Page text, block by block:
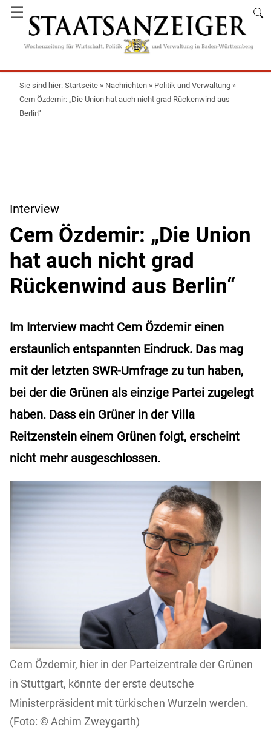
☰
Startseite » Nachrichten » Politik und Verwaltung »
Cem Özdemir: „Die Union hat auch nicht grad Rückenwind aus
Berlin“
Interview
Cem Özdemir: „Die Union
hat auch nicht grad
Rückenwind aus Berlin“
Im Interview macht Cem Özdemir einen
erstaunlich entspannten Eindruck. Das mag
mit der letzten SWR-Umfrage zu tun haben,
bei der die Grünen als einzige Partei zugelegt
haben. Dass ein Grüner in der Villa
Reitzenstein einem Grünen folgt, erscheint
nicht mehr ausgeschlossen.
Cem Özdemir, hier in der Parteizentrale der Grünen
in Stuttgart, könnte der erste deutsche
Ministerpräsident mit türkischen Wurzeln werden.
Achim Zweygarth)